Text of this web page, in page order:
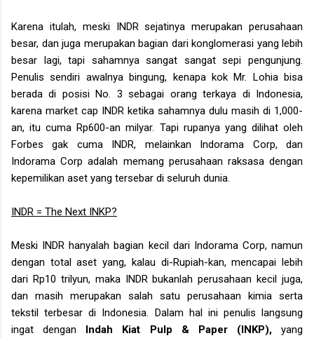
Karena itulah, meski INDR sejatinya merupakan perusahaan
besar, dan juga merupakan bagian dari konglomerasi yang lebih
besar lagi, tapi sahamnya sangat sangat sepi pengunjung.
Penulis sendiri awalnya bingung, kenapa kok Mr. Lohia bisa
berada di posisi No. 3 sebagai orang terkaya di Indonesia,
karena market cap INDR ketika sahamnya dulu masih di 1,000-
an, itu cuma Rp600-an milyar. Tapi rupanya yang dilihat oleh
Forbes gak cuma INDR, melainkan Indorama Corp, dan
Indorama Corp adalah memang perusahaan raksasa dengan
kepemilikan aset yang tersebar di seluruh dunia.
INDR = The Next INKP?
Meski INDR hanyalah bagian kecil dari Indorama Corp, namun
dengan total aset yang, kalau di-Rupiah-kan, mencapai lebih
dari Rp10 trilyun, maka INDR bukanlah perusahaan kecil juga,
dan masih merupakan salah satu perusahaan kimia serta
tekstil terbesar di Indonesia. Dalam hal ini penulis langsung
ingat dengan Indah Kiat Pulp & Paper (INKP), yang